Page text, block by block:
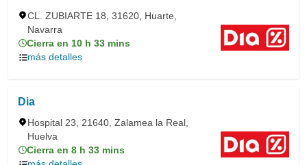
CL. ZUBIARTE 18, 31620, Huarte,
Navarra
Cierra en 10 h 33 mins
más detalles
Dia
Hospital 23, 21640, Zalamea la Real,
Huelva
Cierra en 8 h 33 mins